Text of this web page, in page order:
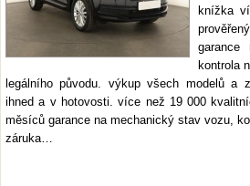
knížka
garance
kontrola
legálního původu. výkup všech modelů a
ihned a v hotovosti. více než 19 000
měsíců garance na mechanický stav vozu,
záruka…